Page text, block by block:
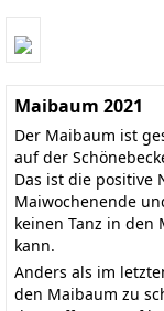
Maibaum 2021
Der Maibaum ist
auf der
Das ist die positive
Maiwochenende
keinen Tanz in den
kann.
Anders als im
den Maibaum zu